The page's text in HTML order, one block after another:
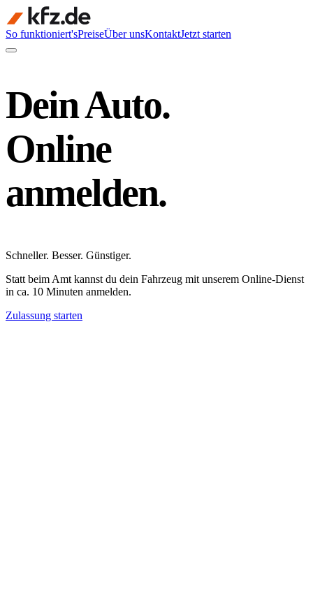
So funktioniert'sPreiseÜber unsKontaktJetzt starten
Dein Auto.
Online
anmelden.
Schneller. Besser. Günstiger.
Statt beim Amt kannst du dein Fahrzeug mit unserem Online-Dienst
in ca. 10 Minuten anmelden.
Zulassung starten